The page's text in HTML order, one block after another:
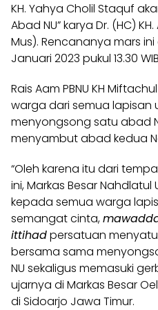
KH. Yahya Cholil Staquf
Abad NU” karya Dr. (HC)
Mus). Rencananya mars
Januari 2023 pukul 13.30
Rais Aam PBNU KH
warga dari semua lapisan
menyongsong satu abad
menyambut abad kedua
“Oleh karena itu dari
ini, Markas Besar
kepada semua warga
semangat cinta,
ittihadpersatuan
bersama sama
NU sekaligus memasuki
ujarnya di Markas Besar
di Sidoarjo Jawa Timur.